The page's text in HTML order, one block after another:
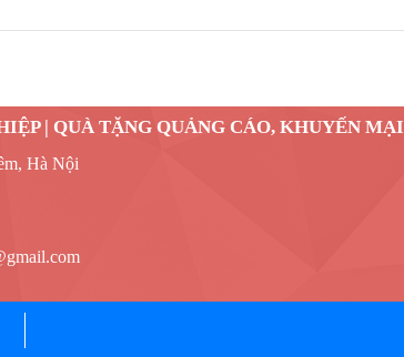
| QUÀ TẶNG QUẢNG CÁO, KHUYẾN MẠI
Hà Nội